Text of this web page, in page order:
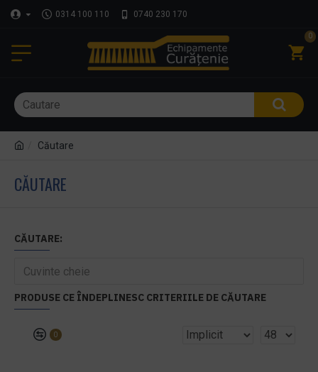
0314 100 110 0740 230 170
0
Căutare
CĂUTARE
CĂUTARE:
PRODUSE CE ÎNDEPLINESC CRITERIILE DE CĂUTARE
0